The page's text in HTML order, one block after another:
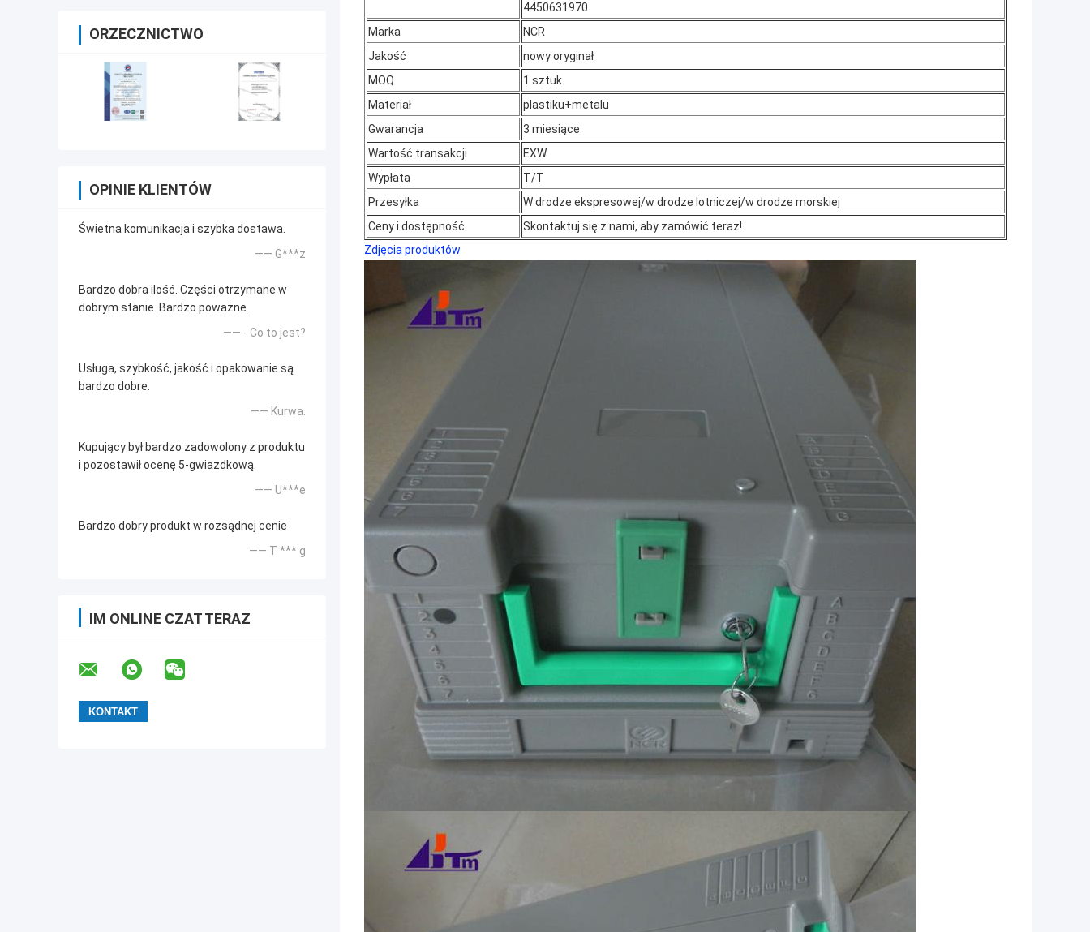
ORZECZNICTWO
OPINIE KLIENTÓW
Świetna komunikacja i szybka dostawa.
—— G***z
Bardzo dobra ilość. Części otrzymane w
dobrym stanie. Bardzo poważne.
—— - Co to jest?
Usługa, szybkość, jakość i opakowanie są
bardzo dobre.
—— Kurwa.
Kupujący był bardzo zadowolony z produktu
i pozostawił ocenę 5-gwiazdkową.
—— U***e
Bardzo dobry produkt w rozsądnej cenie
—— T *** g
IM ONLINE CZAT TERAZ
4450631970
Marka
NCR
Jakość
nowy oryginał
MOQ
1 sztuk
Materiał
plastiku+metalu
Gwarancja
3 miesiące
Wartość transakcji
EXW
Wypłata
T/T
Przesyłka
W drodze ekspresowej/w drodze lotniczej/w drodze morskiej
Ceny i dostępność
Skontaktuj się z nami, aby zamówić teraz!
Zdjęcia produktów